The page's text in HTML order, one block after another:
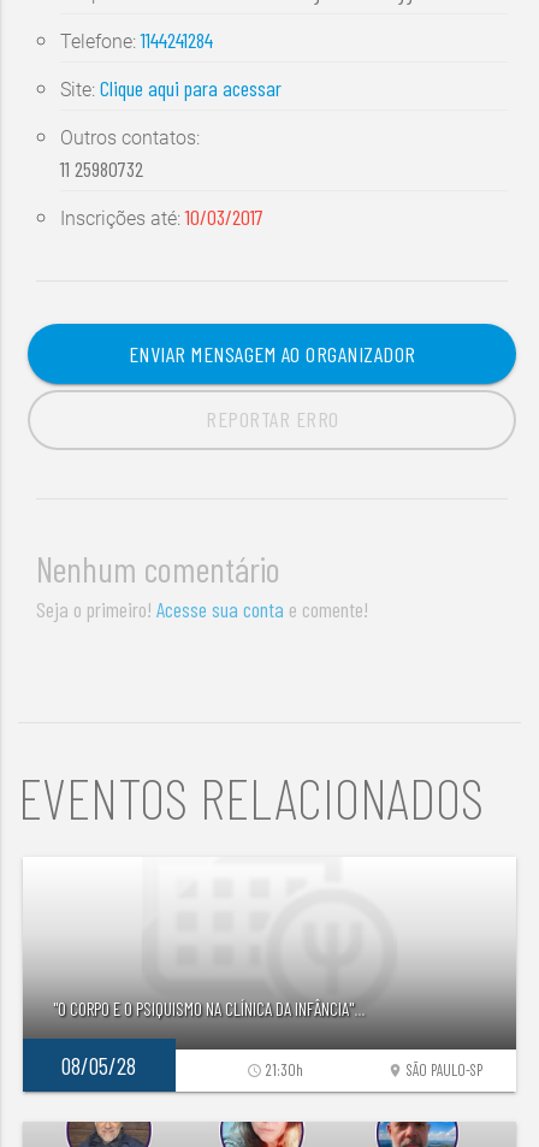
Telefone:1144241284
Site:Clique aqui para acessar
Outros contatos:
11 25980732
Inscrições até:10/03/2017
ENVIAR MENSAGEM AO ORGANIZADOR
REPORTAR ERRO
Nenhum comentário
Seja o primeiro!Acesse sua conta e comente!
EVENTOS RELACIONADOS
"O CORPO E O PSIQUISMO NA CLÍNICA DA INFÂNCIA"...
08/05/28 location_on SÃO PAULO-SP
access_time 21:30h